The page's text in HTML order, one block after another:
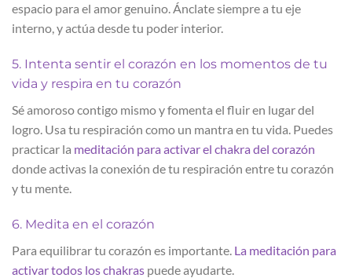
espacio para el amor genuino. Ánclate siempre a tu eje
interno, y actúa desde tu poder interior.
5. Intenta sentir el corazón en los momentos de tu
vida y respira en tu corazón
Sé amoroso contigo mismo y fomenta el fluir en lugar del
logro. Usa tu respiración como un mantra en tu vida. Puedes
practicar la meditación para activar el chakra del corazón
donde activas la conexión de tu respiración entre tu corazón
y tu mente.
6. Medita en el corazón
Para equilibrar tu corazón es importante. La meditación para
activar todos los chakras puede ayudarte.